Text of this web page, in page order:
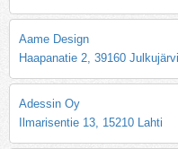
Aame Design
Haapanatie 2, 39160 Julkujärvi
Adessin Oy
Ilmarisentie 13, 15210 Lahti